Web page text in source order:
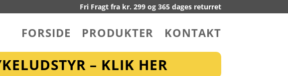
Fri Fragt fra kr. 299 og 365 dages returret
FORSIDE PRODUKTER KONTAKT
– KLIK HER